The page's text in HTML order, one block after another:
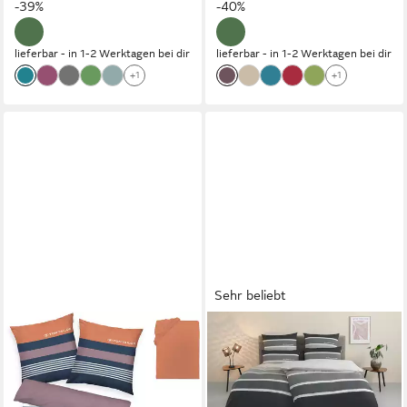
Reißverschluss
-39%
lieferbar - in 1-2 Werktagen bei dir
+1
-40%
lieferbar - in 1-2 Werktagen bei dir
+1
TOM TAILOR HOME
Bettwäsche Carl in Gr.
135x200 oder 155x220 cm,
Renforcé, 3 teilig, mit
Sehr beliebt
TOM TAILOR HOME
Bettwäsche Felix in Gr.
135x200 oder 155x220 cm,
Renforcé, 3 teilig, mit